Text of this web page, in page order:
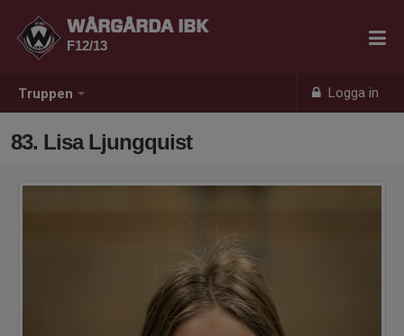
Truppen Logga in
WÅRGÅRDA IBK
F12/13
83. Lisa Ljungquist